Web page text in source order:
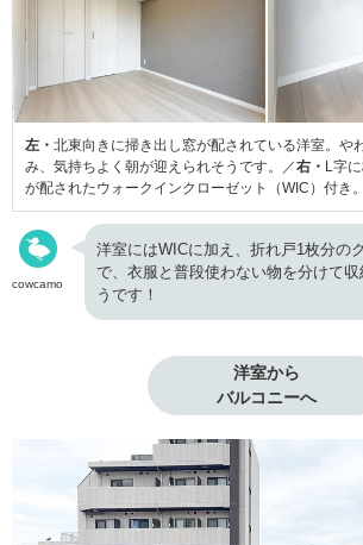
左・ 北東向きに掃き出し窓が配されている洋室。や
み、気持ちよく朝が迎えられそうです。／右・ L字
が配されたウォークインクローゼット（WIC）付き。
cowcamo
洋室にはWICに加え、折れ戸1枚分の
で、衣服と普段使わない物を分けて
うです！
洋室から
バルコニーへ